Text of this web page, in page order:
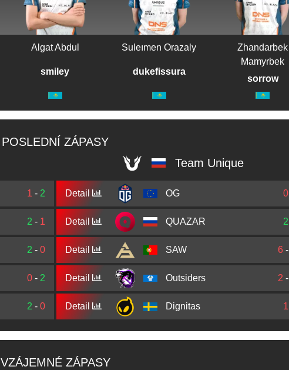
Algat Abdul
smiley
Suleımen Orazaly
dukefissura
Zhandarbek
Mamyrbek
sorrow
POSLEDNÍ ZÁPASY
Team Unique
1 - 2
2 - 1
2 - 0
0 - 2
2 - 0
Detail OG 0
Detail QUAZAR 2
Detail SAW 6 -
Detail Outsiders 2 -
Detail Dignitas 1
VZÁJEMNÉ ZÁPASY